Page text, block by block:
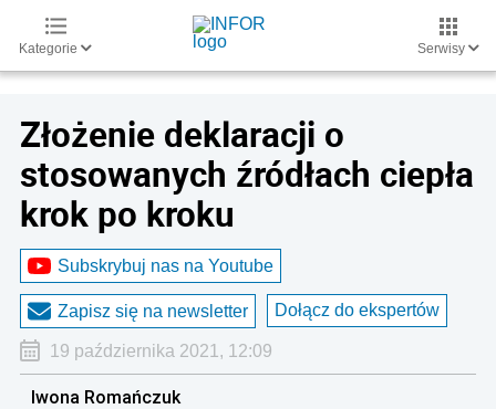
Kategorie Serwisy
Złożenie deklaracji o
stosowanych źródłach ciepła
krok po kroku
Subskrybuj nas na Youtube
Zapisz się na newsletter Dołącz do ekspertów
19 października 2021, 12:09
Iwona Romańczuk